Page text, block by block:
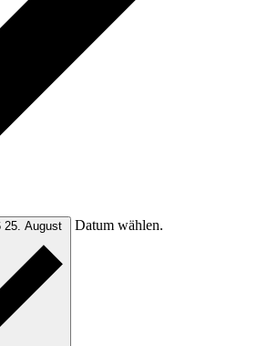
25. August Datum wählen.